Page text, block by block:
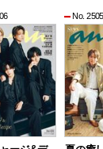
No. 2505